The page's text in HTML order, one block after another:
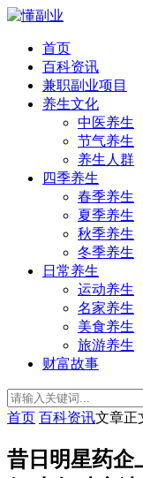
首页
百科资讯
兼职副业项目
养生文化
中医养生
节气养生
养生人群
四季养生
春季养生
夏季养生
秋季养生
冬季养生
日常养生
运动养生
名家养生
美食养生
旅游养生
财富故事
首页 百科资讯文章正
昔日明星药企